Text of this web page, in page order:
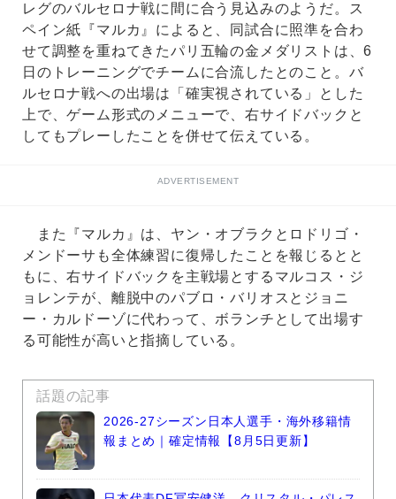
レグのバルセロナ戦に間に合う見込みのようだ。ス
ペイン紙『マルカ』によると、同試合に照準を合わ
せて調整を重ねてきたパリ五輪の金メダリストは、6
日のトレーニングでチームに合流したとのこと。バ
ルセロナ戦への出場は「確実視されている」とした
上で、ゲーム形式のメニューで、右サイドバックと
してもプレーしたことを併せて伝えている。
ADVERTISEMENT
また『マルカ』は、ヤン・オブラクとロドリゴ・
メンドーサも全体練習に復帰したことを報じるとと
もに、右サイドバックを主戦場とするマルコス・ジ
ョレンテが、離脱中のパブロ・バリオスとジョニ
ー・カルドーゾに代わって、ボランチとして出場す
る可能性が高いと指摘している。
話題の記事
2026-27シーズン日本人選手・海外移籍情
報まとめ｜確定情報【8月5日更新】